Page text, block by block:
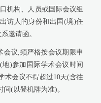
机构、人员或国际会议组
访人的身份和出国(境)任
邀请函。
会议,须严格按会议期限申
)参加国际学术会议时间
术会议不得超过10天(含往
(以登机牌为准)。